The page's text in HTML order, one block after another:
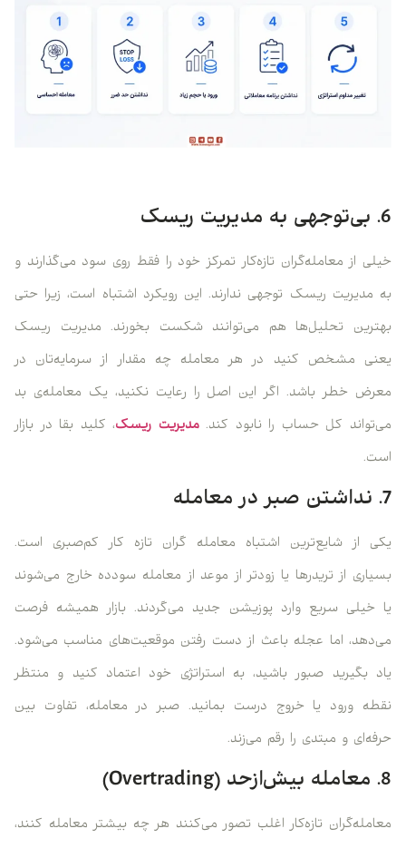
6. بی‌توجهی به مدیریت ریسک
خیلی از معامله‌گران تازه‌کار تمرکز خود را فقط روی سود می‌گذارند و
به مدیریت ریسک توجهی ندارند. این رویکرد اشتباه است، زیرا حتی
بهترین تحلیل‌ها هم می‌توانند شکست بخورند. مدیریت ریسک
یعنی مشخص کنید در هر معامله چه مقدار از سرمایه‌تان در
معرض خطر باشد. اگر این اصل را رعایت نکنید، یک معامله‌ی بد
می‌تواند کل حساب را نابود کند.مدیریت ریسک، کلید بقا در بازار
است.
7. نداشتن صبر در معامله
یکی از شایع‌ترین اشتباه معامله گران تازه کار کم‌صبری است.
بسیاری از تریدرها یا زودتر از موعد از معامله سودده خارج می‌شوند
یا خیلی سریع وارد پوزیشن جدید می‌گردند. بازار همیشه فرصت
می‌دهد، اما عجله باعث از دست رفتن موقعیت‌های مناسب می‌شود.
یاد بگیرید صبور باشید، به استراتژی خود اعتماد کنید و منتظر
نقطه ورود یا خروج درست بمانید. صبر در معامله، تفاوت بین
حرفه‌ای و مبتدی را رقم می‌زند.
8. معامله بیش‌ازحد (Overtrading)
معامله‌گران تازه‌کار اغلب تصور می‌کنند هر چه بیشتر معامله کنند،